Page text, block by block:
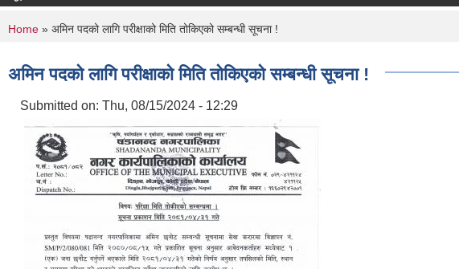
You are here
Home » अमिन पदको लागि परीक्षाको मिति तोकिएको सम्बन्धी सूचना !
अमिन पदको लागि परीक्षाको मिति तोकिएको सम्बन्धी सूचना !
Submitted on: Thu, 08/15/2024 - 12:29